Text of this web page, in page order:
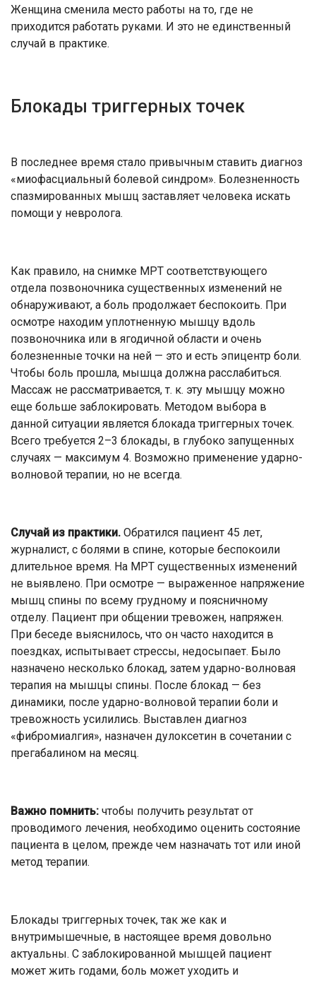
Женщина сменила место работы на то, где не
приходится работать руками. И это не единственный
случай в практике.
Блокады триггерных точек
В последнее время стало привычным ставить диагноз
«миофасциальный болевой синдром». Болезненность
спазмированных мышц заставляет человека искать
помощи у невролога.
Как правило, на снимке МРТ соответствующего
отдела позвоночника существенных изменений не
обнаруживают, а боль продолжает беспокоить. При
осмотре находим уплотненную мышцу вдоль
позвоночника или в ягодичной области и очень
болезненные точки на ней — это и есть эпицентр боли.
Чтобы боль прошла, мышца должна расслабиться.
Массаж не рассматривается, т. к. эту мышцу можно
еще больше заблокировать. Методом выбора в
данной ситуации является блокада триггерных точек.
Всего требуется 2–3 блокады, в глубоко запущенных
случаях — максимум 4. Возможно применение ударно-
волновой терапии, но не всегда.
Случай из практики. Обратился пациент 45 лет,
журналист, с болями в спине, которые беспокоили
длительное время. На МРТ существенных изменений
не выявлено. При осмотре — выраженное напряжение
мышц спины по всему грудному и поясничному
отделу. Пациент при общении тревожен, напряжен.
При беседе выяснилось, что он часто находится в
поездках, испытывает стрессы, недосыпает. Было
назначено несколько блокад, затем ударно-волновая
терапия на мышцы спины. После блокад — без
динамики, после ударно-волновой терапии боли и
тревожность усилились. Выставлен диагноз
«фибромиалгия», назначен дулоксетин в сочетании с
прегабалином на месяц.
Важно помнить: чтобы получить результат от
проводимого лечения, необходимо оценить состояние
пациента в целом, прежде чем назначать тот или иной
метод терапии.
Блокады триггерных точек, так же как и
внутримышечные, в настоящее время довольно
актуальны. С заблокированной мышцей пациент
может жить годами, боль может уходить и